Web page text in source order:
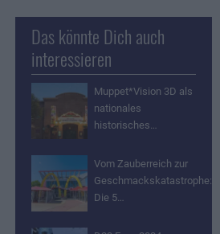
Das könnte Dich auch
interessieren
Muppet*Vision 3D als
nationales
historisches…
Vom Zauberreich zur
Geschmackskatastrophe:
Die 5…